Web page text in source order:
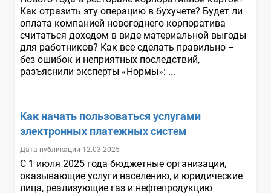
Как отразить эту операцию в бухучете? Будет ли
оплата компанией новогоднего корпоратива
считаться доходом в виде материальной выгоды
для работников? Как все сделать правильно –
без ошибок и неприятных последствий,
разъяснили эксперты «Нормы»: ...
Как начать пользоваться услугами
электронных платежных систем
Дата публикации 12.03.2025
С 1 июля 2025 года бюджетные организации,
оказывающие услуги населению, и юридические
лица, реализующие газ и нефтепродукцию